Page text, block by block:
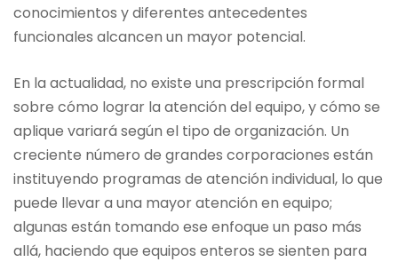
conocimientos y diferentes antecedentes
funcionales alcancen un mayor potencial.
En la actualidad, no existe una prescripción formal
sobre cómo lograr la atención del equipo, y cómo se
aplique variará según el tipo de organización. Un
creciente número de grandes corporaciones están
instituyendo programas de atención individual, lo que
puede llevar a una mayor atención en equipo;
algunas están tomando ese enfoque un paso más
allá, haciendo que equipos enteros se sienten para